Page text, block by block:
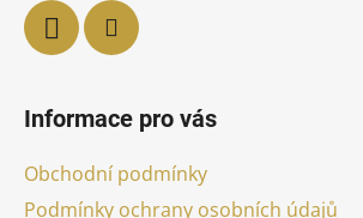
Informace pro vás
Obchodní podmínky
Podmínky ochrany osobních údajů